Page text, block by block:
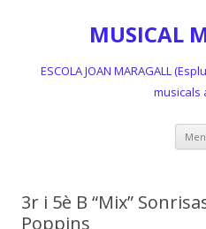
MUSICAL
ESCOLA JOAN MARAGALL
musicals
3r i 5è B “Mix”
Poppins